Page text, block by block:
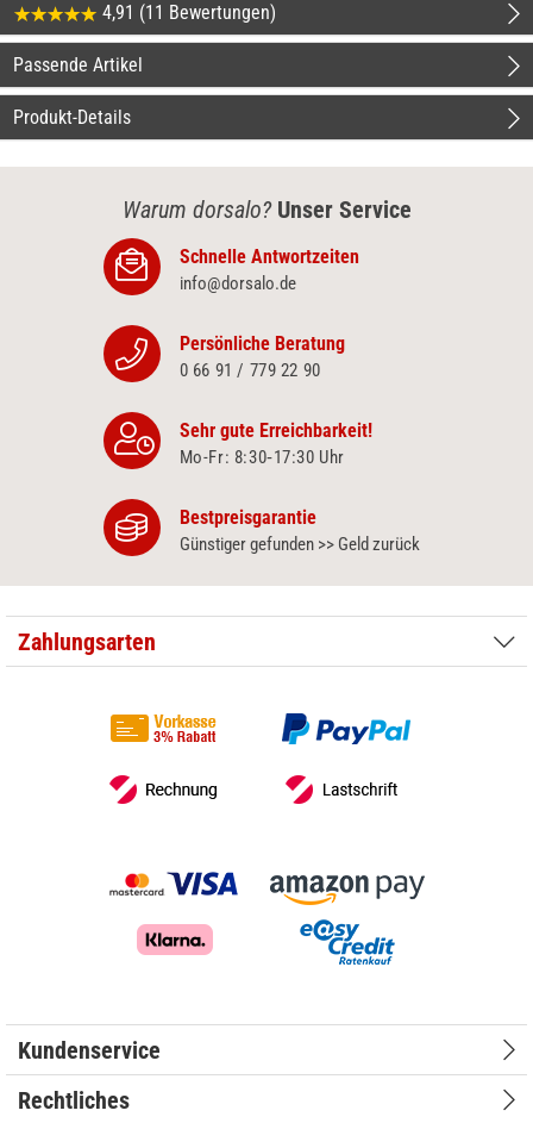
4,91 (11 Bewertungen)
Passende Artikel
Produkt-Details
Warum dorsalo? Unser Service
Schnelle Antwortzeiten
info@dorsalo.de
Persönliche Beratung
0 66 91 / 779 22 90
Sehr gute Erreichbarkeit!
Mo-Fr: 8:30‑17:30 Uhr
Bestpreisgarantie
Günstiger gefunden >> Geld zurück
Zahlungsarten
Kundenservice
Rechtliches